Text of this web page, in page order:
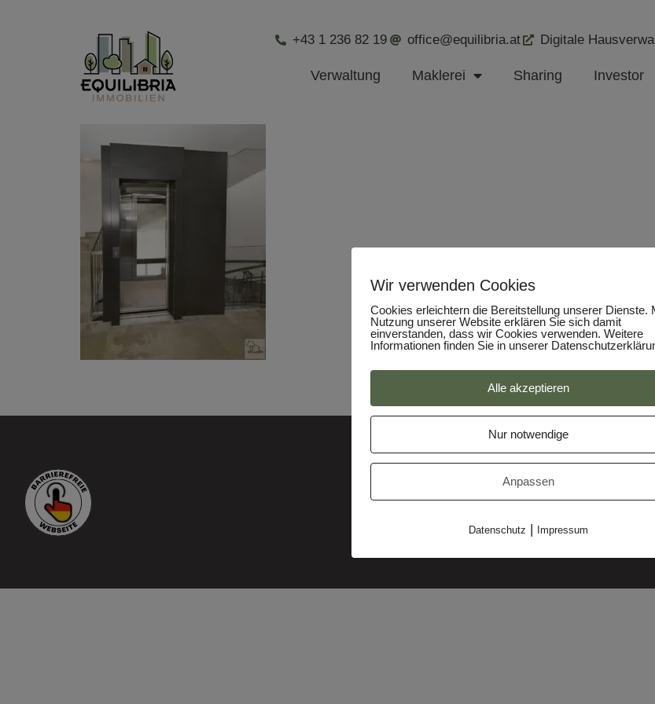
+43 1 236 82 19 office@equilibria.at Digitale
Verwaltung Maklerei Sharing Investor
Impressum
Wir verwenden Cookies
Cookies erleichtern die Bereitstellung unserer Dienste.
Nutzung unserer Website erklären Sie sich damit
einverstanden, dass wir Cookies verwenden. Weitere
Informationen finden Sie in unserer
Alle akzeptieren
Nur notwendige
Anpassen
Datenschutz | Impressum